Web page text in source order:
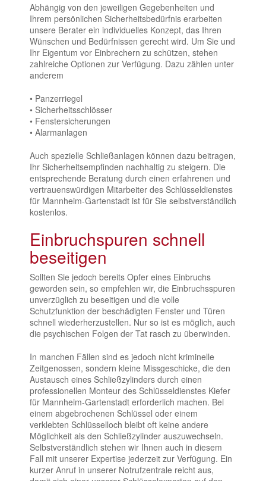
Abhängig von den jeweiligen Gegebenheiten und
Ihrem persönlichen Sicherheitsbedürfnis erarbeiten
unsere Berater ein individuelles Konzept, das Ihren
Wünschen und Bedürfnissen gerecht wird. Um Sie und
Ihr Eigentum vor Einbrechern zu schützen, stehen
zahlreiche Optionen zur Verfügung. Dazu zählen unter
anderem
• Panzerriegel
• Sicherheitsschlösser
• Fenstersicherungen
• Alarmanlagen
Auch spezielle Schließanlagen können dazu beitragen,
Ihr Sicherheitsempfinden nachhaltig zu steigern. Die
entsprechende Beratung durch einen erfahrenen und
vertrauenswürdigen Mitarbeiter des Schlüsseldienstes
für Mannheim-Gartenstadt ist für Sie selbstverständlich
kostenlos.
Einbruchspuren schnell
beseitigen
Sollten Sie jedoch bereits Opfer eines Einbruchs
geworden sein, so empfehlen wir, die Einbruchsspuren
unverzüglich zu beseitigen und die volle
Schutzfunktion der beschädigten Fenster und Türen
schnell wiederherzustellen. Nur so ist es möglich, auch
die psychischen Folgen der Tat rasch zu überwinden.
In manchen Fällen sind es jedoch nicht kriminelle
Zeitgenossen, sondern kleine Missgeschicke, die den
Austausch eines Schließzylinders durch einen
professionellen Monteur des Schlüsseldienstes Kiefer
für Mannheim-Gartenstadt erforderlich machen. Bei
einem abgebrochenen Schlüssel oder einem
verklebten Schlüsselloch bleibt oft keine andere
Möglichkeit als den Schließzylinder auszuwechseln.
Selbstverständlich stehen wir Ihnen auch in diesem
Fall mit unserer Expertise jederzeit zur Verfügung. Ein
kurzer Anruf in unserer Notrufzentrale reicht aus,